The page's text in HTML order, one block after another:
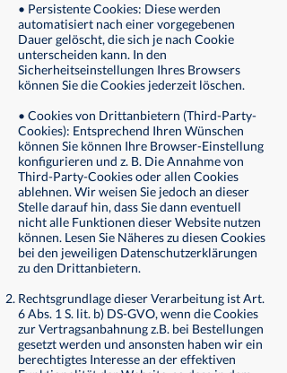
• Persistente Cookies: Diese werden
automatisiert nach einer vorgegebenen
Dauer gelöscht, die sich je nach Cookie
unterscheiden kann. In den
Sicherheitseinstellungen Ihres Browsers
können Sie die Cookies jederzeit löschen.
• Cookies von Drittanbietern (Third-Party-
Cookies): Entsprechend Ihren Wünschen
können Sie können Ihre Browser-Einstellung
konfigurieren und z. B. Die Annahme von
Third-Party-Cookies oder allen Cookies
ablehnen. Wir weisen Sie jedoch an dieser
Stelle darauf hin, dass Sie dann eventuell
nicht alle Funktionen dieser Website nutzen
können. Lesen Sie Näheres zu diesen Cookies
bei den jeweiligen Datenschutzerklärungen
zu den Drittanbietern.
Rechtsgrundlage dieser Verarbeitung ist Art.
6 Abs. 1 S. lit. b) DS-GVO, wenn die Cookies
zur Vertragsanbahnung z.B. bei Bestellungen
gesetzt werden und ansonsten haben wir ein
berechtigtes Interesse an der effektiven